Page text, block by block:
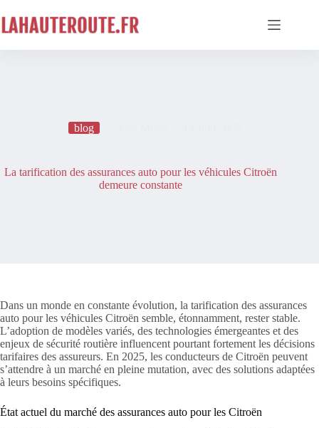
au
contenu
blog
La tarification des assurances auto pour les véhicules Citroën
demeure constante
Dans un monde en constante évolution, la tarification des assurances
auto pour les véhicules Citroën semble, étonnamment, rester stable.
L’adoption de modèles variés, des technologies émergeantes et des
enjeux de sécurité routière influencent pourtant fortement les décisions
tarifaires des assureurs. En 2025, les conducteurs de Citroën peuvent
s’attendre à un marché en pleine mutation, avec des solutions adaptées
à leurs besoins spécifiques.
État actuel du marché des assurances auto pour les Citroën